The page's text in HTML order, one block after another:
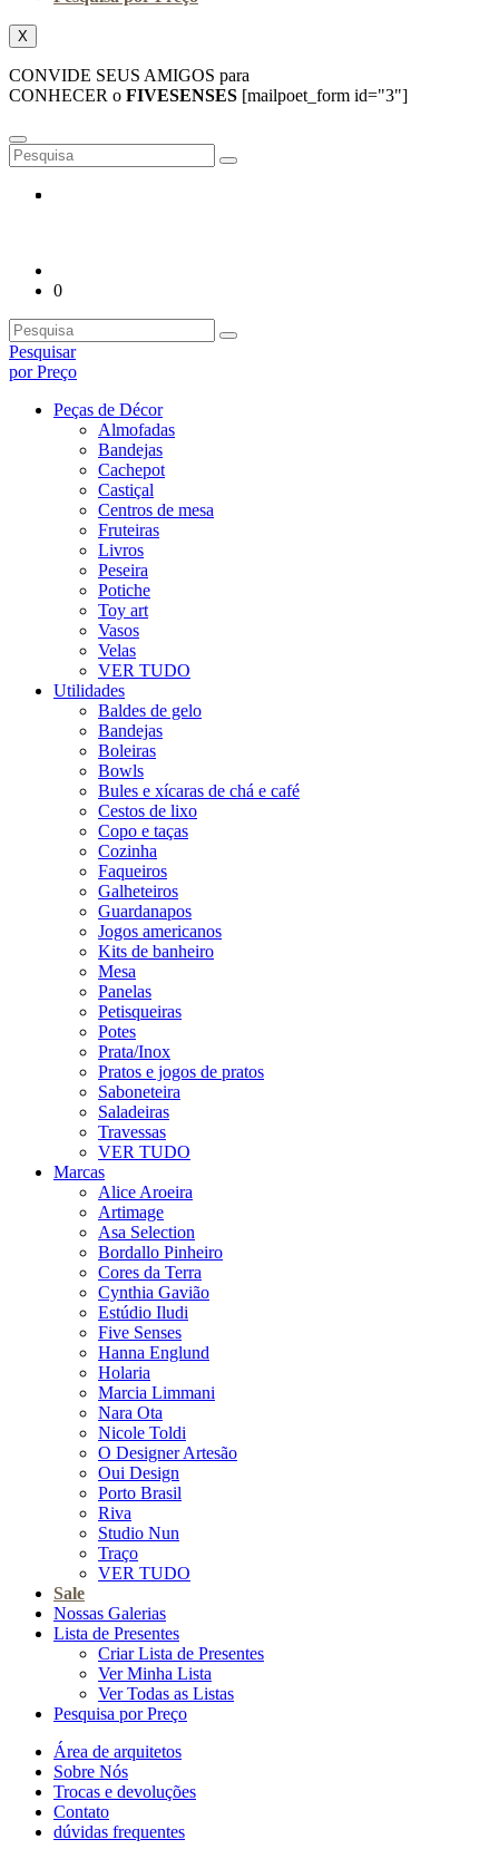
X
CONVIDE SEUS AMIGOS para
CONHECER o FIVESENSES [mailpoet_form id="3"]
0
Pesquisar
por Preço
Peças de Décor
Almofadas
Bandejas
Cachepot
Castiçal
Centros de mesa
Fruteiras
Livros
Peseira
Potiche
Toy art
Vasos
Velas
VER TUDO
Utilidades
Baldes de gelo
Bandejas
Boleiras
Bowls
Bules e xícaras de chá e café
Cestos de lixo
Copo e taças
Cozinha
Faqueiros
Galheteiros
Guardanapos
Jogos americanos
Kits de banheiro
Mesa
Panelas
Petisqueiras
Potes
Prata/Inox
Pratos e jogos de pratos
Saboneteira
Saladeiras
Travessas
VER TUDO
Marcas
Alice Aroeira
Artimage
Asa Selection
Bordallo Pinheiro
Cores da Terra
Cynthia Gavião
Estúdio Iludi
Five Senses
Hanna Englund
Holaria
Marcia Limmani
Nara Ota
Nicole Toldi
O Designer Artesão
Oui Design
Porto Brasil
Riva
Studio Nun
Traço
VER TUDO
Sale
Nossas Galerias
Lista de Presentes
Criar Lista de Presentes
Ver Minha Lista
Ver Todas as Listas
Pesquisa por Preço
Área de arquitetos
Sobre Nós
Trocas e devoluções
Contato
dúvidas frequentes